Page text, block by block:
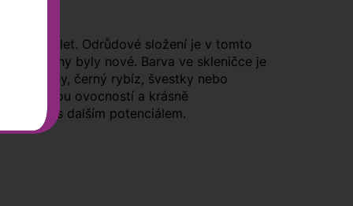
až 40 let. Odrůdové složení je v tomto
dvě třetiny byly nové. Barva ve skleničce je
tóny, černý rybíz, švestky nebo
bohatou ovocností a krásně
víno s dalším potenciálem.